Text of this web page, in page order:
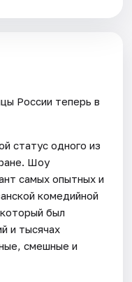
России теперь в
статус одного из
Шоу
самых опытных и
комедийной
был
и тысячах
смешные и